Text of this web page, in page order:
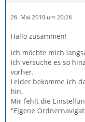
26. Mai 2010 um 20:26
Hallo zusammen!
Ich möchte mich
Ich versuche es so
vorher.
Leider bekomme ich
hin.
Mir fehlt die
"Eigene